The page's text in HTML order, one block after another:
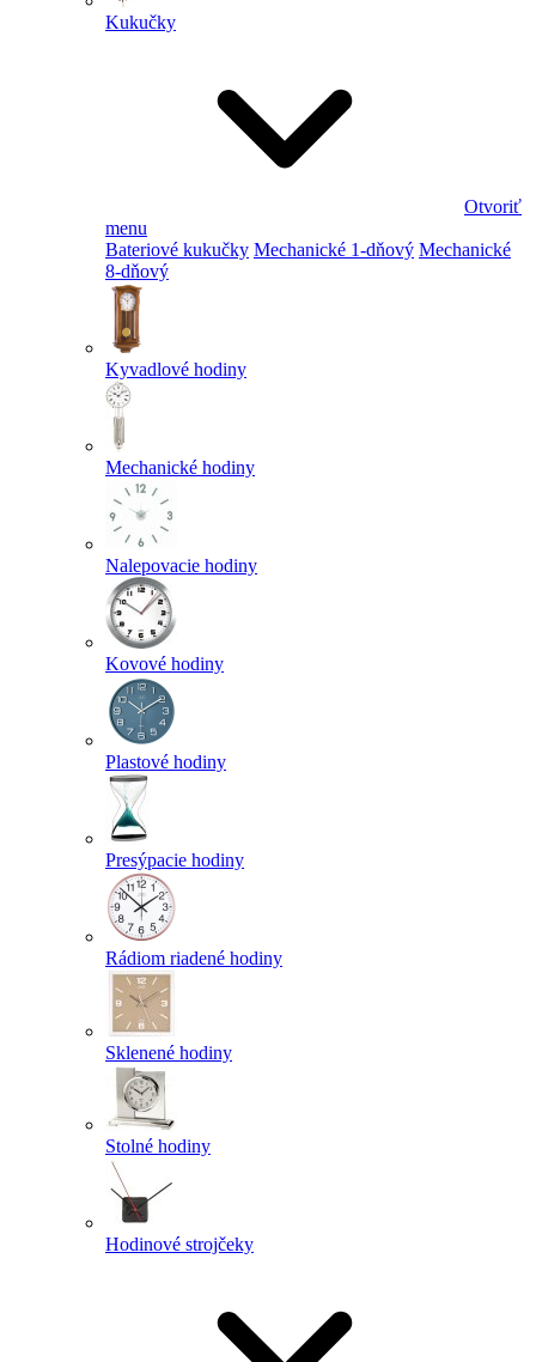
Kukučky
Otvoriť
menu
Bateriové kukučky Mechanické 1-dňový Mechanické
8-dňový
Kyvadlové hodiny
Mechanické hodiny
Nalepovacie hodiny
Kovové hodiny
Plastové hodiny
Presýpacie hodiny
Rádiom riadené hodiny
Sklenené hodiny
Stolné hodiny
Hodinové strojčeky